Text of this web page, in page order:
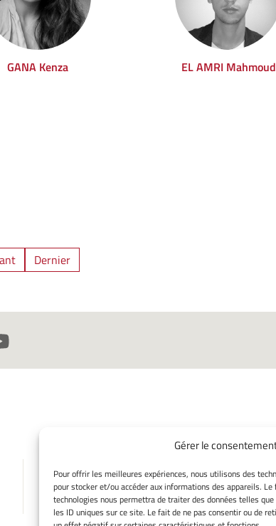
Gérer le
Pour offrir les meilleures expériences, nous utilisons des
pour stocker et/ou accéder aux informations des appareils.
technologies nous permettra de traiter des données telles
les ID uniques sur ce site. Le fait de ne pas consentir ou de
GANA Kenza EL AMRI Mahmoud
Dernier
INFORMATIONS LÉGALES
Mentions légales
Gérer mes cookies